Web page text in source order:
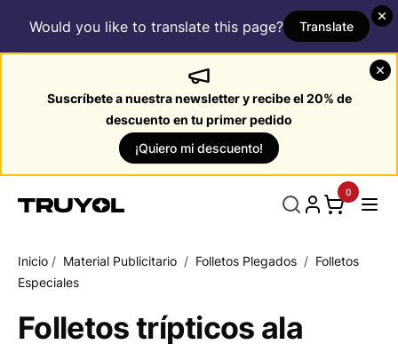
Would you like to translate this page? Translate
Suscríbete a nuestra newsletter y recibe el 20% de
descuento en tu primer pedido
¡Quiero mi descuento!
0
Inicio / Material Publicitario / Folletos Plegados / Folletos
Especiales
Folletos trípticos ala